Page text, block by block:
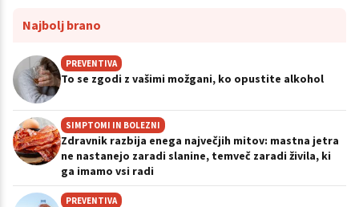
Najbolj brano
PREVENTIVA
To se zgodi z vašimi možgani, ko opustite alkohol
SIMPTOMI IN BOLEZNI
Zdravnik razbija enega največjih mitov: mastna jetra
ne nastanejo zaradi slanine, temveč zaradi živila, ki
ga imamo vsi radi
PREVENTIVA